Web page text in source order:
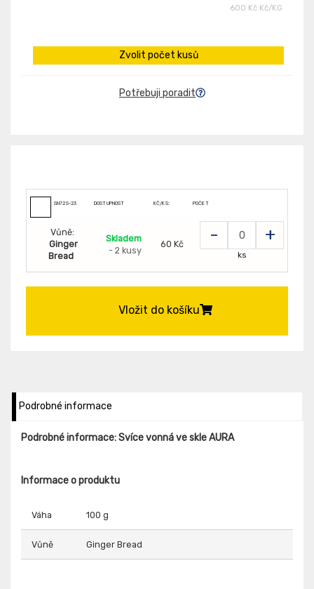
600 Kč Kč/KG
Zvolit počet kusů
Potřebuji poradit
SN72S-23 DOSTUPNOST KČ/KS: POČET
Vůně:
Ginger
Bread
Skladem
- 2 kusy
60 Kč - +
ks
Vložit do košíku
Podrobné informace
Podrobné informace: Svíce vonná ve skle AURA
Informace o produktu
Váha 100 g
Vůně Ginger Bread